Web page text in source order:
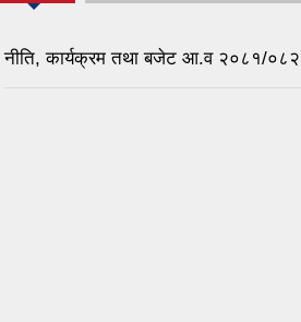
नीति, कार्यक्रम तथा बजेट आ.व २०८१/०८२